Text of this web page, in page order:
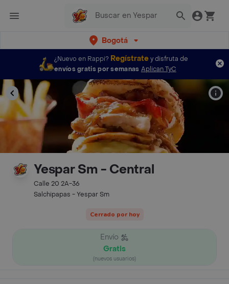
Bogotá
¿Nuevo en Rappi? Regístratey disfruta de
envíos gratis por semanas Aplican TyC
Yespar Sm - Central
Calle 20 2A-36
Salchipapas - Yespar Sm
Cerrado por hoy
Envío
Gratis
(nuevos usuarios)